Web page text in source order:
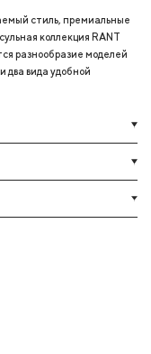
стиль, премиальные
коллекция RANT
разнообразие моделей
два вида удобной